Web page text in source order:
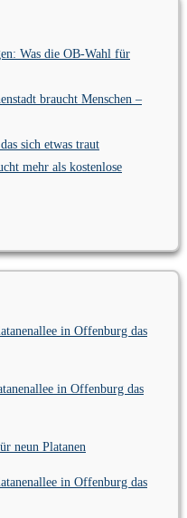
Was die OB-Wahl für
braucht Menschen –
sich etwas traut
mehr als kostenlose
in Offenburg das
in Offenburg das
neun Platanen
in Offenburg das